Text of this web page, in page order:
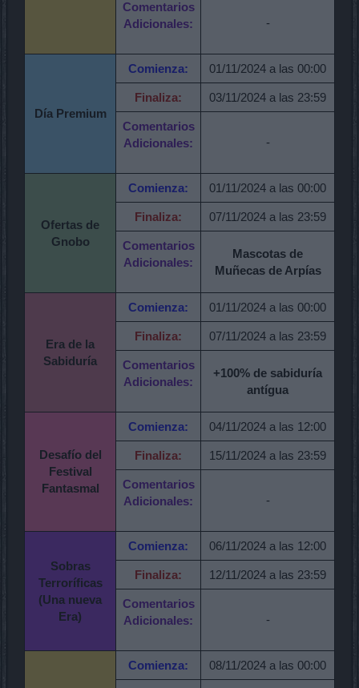
Comentarios
Adicionales:
-
Día Premium
Comienza: 01/11/2024 a las 00:00
Finaliza: 03/11/2024 a las 23:59
Comentarios
Adicionales:
-
Ofertas de
Gnobo
Comienza: 01/11/2024 a las 00:00
Finaliza: 07/11/2024 a las 23:59
Comentarios
Adicionales:
Mascotas de
Muñecas de Arpías
Era de la
Sabiduría
Comienza: 01/11/2024 a las 00:00
Finaliza: 07/11/2024 a las 23:59
Comentarios
Adicionales:
+100% de sabiduría
antígua
Desafío del
Festival
Fantasmal
Comienza: 04/11/2024 a las 12:00
Finaliza: 15/11/2024 a las 23:59
Comentarios
Adicionales:
-
Sobras
Terroríficas
(Una nueva
Era)
Comienza: 06/11/2024 a las 12:00
Finaliza: 12/11/2024 a las 23:59
Comentarios
Adicionales:
-
Comienza: 08/11/2024 a las 00:00